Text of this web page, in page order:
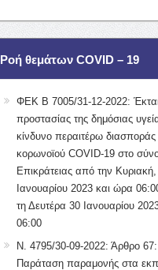
Ροή θεμάτων COVID – 19
ΦΕΚ Β 7005/31-12-2022:
προστασίας της δημόσιας
κίνδυνο περαιτέρω διασποράς
κορωνοϊού COVID-19 στο
Επικράτειας από την
Ιανουαρίου 2023 και ώρα
τη Δευτέρα 30 Ιανουαρίου
06:00
Ν. 4795/30-09-2022: Άρθρο 67:
Παράταση παραμονής στα